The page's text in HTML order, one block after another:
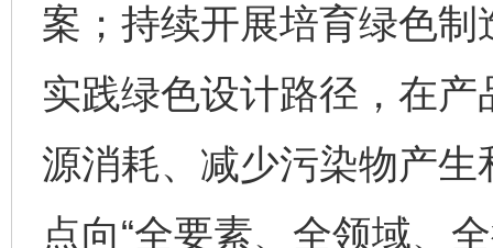
案；持续开展培育绿色
实践绿色设计路径，在
源消耗、减少污染物产
点向“全要素、全领域、